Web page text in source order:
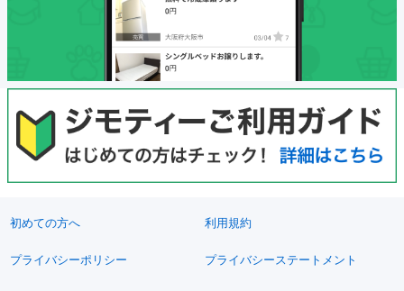
初めての方へ 利用規約
プライバシーポリシー プライバシーステートメント